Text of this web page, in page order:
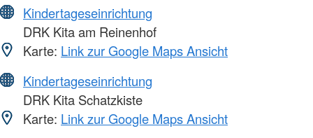
Kindertageseinrichtung
DRK Kita am Reinenhof
Karte: Link zur Google Maps Ansicht
Kindertageseinrichtung
DRK Kita Schatzkiste
Karte: Link zur Google Maps Ansicht